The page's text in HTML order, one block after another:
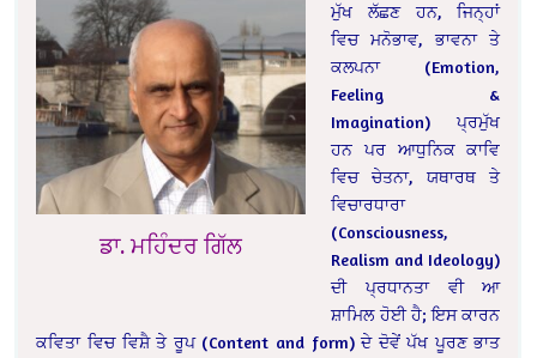
ਡਾ. ਮਹਿੰਦਰ ਗਿੱਲ
ਮੁੱਖ ਲੱਛਣ ਹਨ, ਜਿਨ੍ਹਾਂ
ਵਿਚ ਮਨੋਭਾਵ, ਭਾਵਨਾ ਤੇ
ਕਲਪਨਾ (Emotion,
Feeling &
Imagination) ਪ੍ਰਮੁੱਖ
ਹਨ ਪਰ ਆਧੁਨਿਕ ਕਾਵਿ
ਵਿਚ ਚੇਤਨਾ, ਯਥਾਰਥ ਤੇ
ਵਿਚਾਰਧਾਰਾ
(Consciousness,
Realism and Ideology)
ਦੀ ਪ੍ਰਧਾਨਤਾ ਵੀ ਆ
ਸ਼ਾਮਿਲ ਹੋਈ ਹੈ; ਇਸ ਕਾਰਨ
ਕਵਿਤਾ ਵਿਚ ਵਿਸ਼ੈ ਤੇ ਰੂਪ (Content and form) ਦੇ ਦੋਵੇਂ ਪੱਖ ਪੂਰਣ ਭਾਤ